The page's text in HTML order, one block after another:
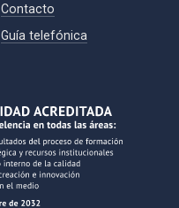
Contacto
Guía telefónica